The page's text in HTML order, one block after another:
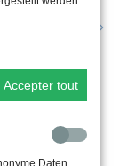
Accepter tout
Daten